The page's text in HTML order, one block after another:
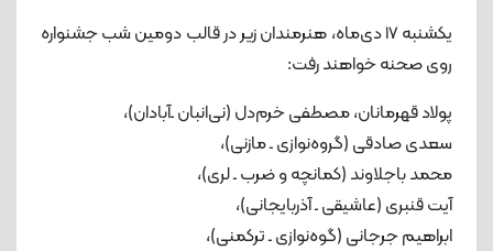
یکشنبه ۱۷ دی‌ماه، هنرمندان زیر در قالب دومین شب جشنواره
روی صحنه خواهند رفت:
پولاد قهرمانان، مصطفی خرم‌دل (نی‌انبان ـ‌آبادان)،
سعدی صادقی (گروه‌نوازی ـ مازنی)، ‌
محمد باجلاوند (کمانچه و ضرب ـ لری)،
آیت قنبری (عاشیقی ـ آذربایجانی)،
ابراهیم جرجانی (گوه‌نوازی ـ ترکمنی)،